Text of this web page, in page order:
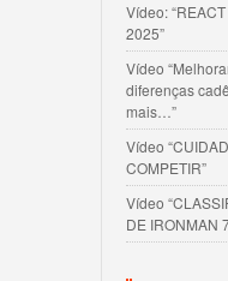
Vídeo:
2025”
Vídeo
diferenças
mais…”
Vídeo
COMPETIR”
Vídeo
DE IRONMAN